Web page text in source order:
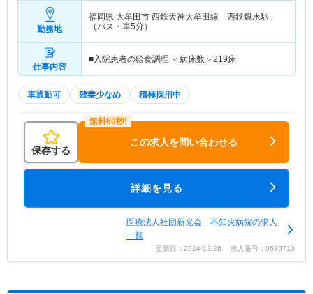
勤務地
福岡県 大牟田市 西鉄天神大牟田線「西鉄銀水駅」
（バス・車5分）
仕事内容
■入院患者の給食調理 ＜病床数＞219床
車通勤可 残業少なめ 積極採用中
保存する
この求人を問い合わせる
詳細を見る
医療法人社団新光会 不知火病院の求人
一覧
更新日：2024/12/26 求人番号：9689710